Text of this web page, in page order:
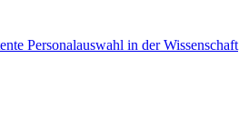
Personalauswahl in der Wissenschaft